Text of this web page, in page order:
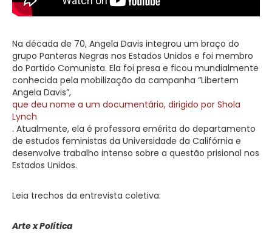
Na década de 70, Angela Davis integrou um braço do
grupo Panteras Negras nos Estados Unidos e foi membro
do Partido Comunista. Ela foi presa e ficou mundialmente
conhecida pela mobilização da campanha “Libertem
Angela Davis”,
que deu nome a um documentário, dirigido por Shola
Lynch
. Atualmente, ela é professora emérita do departamento
de estudos feministas da Universidade da Califórnia e
desenvolve trabalho intenso sobre a questão prisional nos
Estados Unidos.
Leia trechos da entrevista coletiva:
Arte x Política